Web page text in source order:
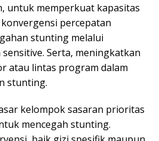
untuk memperkuat kapasitas
percepatan
stunting melalui
Serta, meningkatkan
atau lintas program dalam
stunting.
kelompok sasaran prioritas
mencegah stunting.